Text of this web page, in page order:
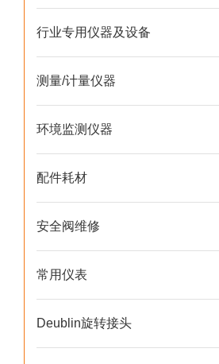
行业专用仪器及设备
测量/计量仪器
环境监测仪器
配件耗材
安全阀维修
常用仪表
Deublin旋转接头